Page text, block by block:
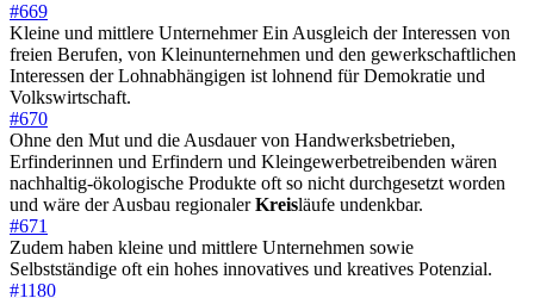
#669
Kleine und mittlere Unternehmer Ein Ausgleich der Interessen von
freien Berufen, von Kleinunternehmen und den gewerkschaftlichen
Interessen der Lohnabhängigen ist lohnend für Demokratie und
Volkswirtschaft.
#670
Ohne den Mut und die Ausdauer von Handwerksbetrieben,
Erfinderinnen und Erfindern und Kleingewerbetreibenden wären
nachhaltig-ökologische Produkte oft so nicht durchgesetzt worden
und wäre der Ausbau regionalerKreisläufe undenkbar.
#671
Zudem haben kleine und mittlere Unternehmen sowie
Selbstständige oft ein hohes innovatives und kreatives Potenzial.
#1180